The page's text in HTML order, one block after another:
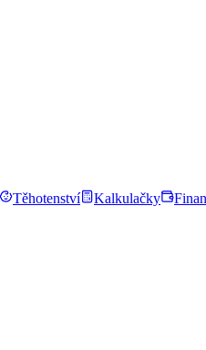
Těhotenství Kalkulačky